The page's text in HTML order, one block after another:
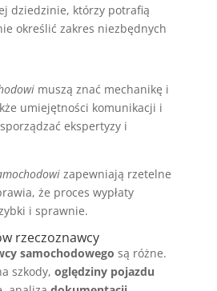
dziedzinie, którzy potrafią
określić zakres niezbędnych
muszą znać mechanikę i
umiejętności komunikacji i
ekspertyzy i
zapewniają rzetelne
że proces wypłaty
i sprawnie.
rzeczoznawcy
samochodowego są różne.
szkody, oględziny pojazdu